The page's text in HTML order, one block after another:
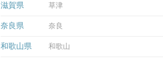
滋賀県 草津
奈良県 奈良
和歌山県 和歌山